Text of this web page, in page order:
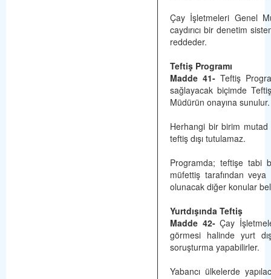
Çay İşletmeleri Genel
caydırıcı bir denetim
reddeder.
Teftiş Programı
Madde 41- Teftiş
sağlayacak biçimde
Müdürün onayına sunulur.
Herhangi bir birim
teftiş dışı tutulamaz.
Programda; teftişe tabi
müfettiş tarafından
olunacak diğer konular
Yurtdışında Teftiş
Madde 42-Çay
görmesi halinde yurt
soruşturma yapabilirler.
Yabancı ülkelerde